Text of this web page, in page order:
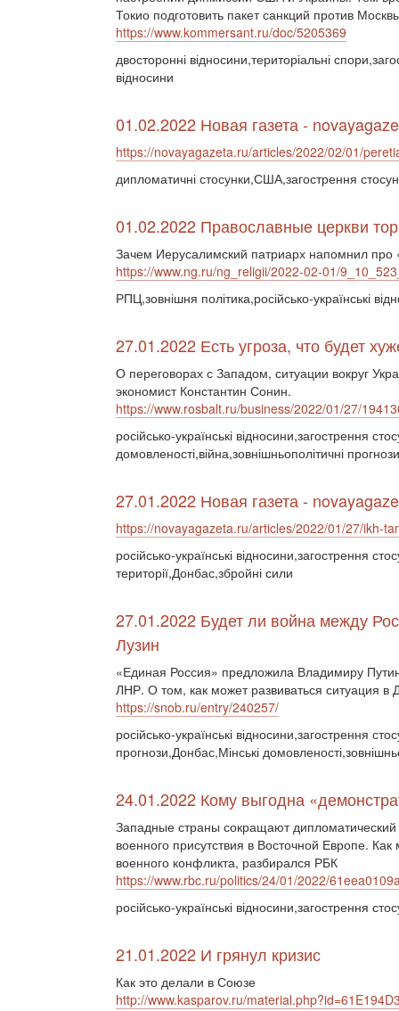
Токио подготовить пакет санкций против
https://www.kommersant.ru/doc/5205369
двосторонні відносини,територіальні
відносини
01.02.2022 Новая газета -
https://novayagazeta.ru/articles/2022/02/01/
дипломатичні стосунки,США,загострення
01.02.2022 Православные церкви
Зачем Иерусалимский патриарх напомнил
https://www.ng.ru/ng_religii/2022-02-01/
РПЦ,зовнішня політика,російсько-українські
27.01.2022 Есть угроза, что будет
О переговорах с Западом, ситуации вокруг
экономист Константин Сонин.
https://www.rosbalt.ru/business/2022/01/27/
російсько-українські відносини,загострення
домовленості,війна,зовнішньополітичні прогнози
27.01.2022 Новая газета -
https://novayagazeta.ru/articles/2022/01/27/ikh-
російсько-українські відносини,загострення
території,Донбас,збройні сили
27.01.2022 Будет ли война между
Лузин
«Единая Россия» предложила Владимиру
ЛНР. О том, как может развиваться ситуация
https://snob.ru/entry/240257/
російсько-українські відносини,загострення
прогнози,Донбас,Мінські
24.01.2022 Кому выгодна
Западные страны сокращают
военного присутствия в Восточной Европе.
военного конфликта, разбирался РБК
https://www.rbc.ru/politics/24/01/2022/
російсько-українські відносини,загострення
21.01.2022 И грянул кризис
Как это делали в Союзе
http://www.kasparov.ru/